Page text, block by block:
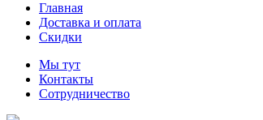
Главная
Доставка и оплата
Скидки
Мы тут
Контакты
Сотрудничество